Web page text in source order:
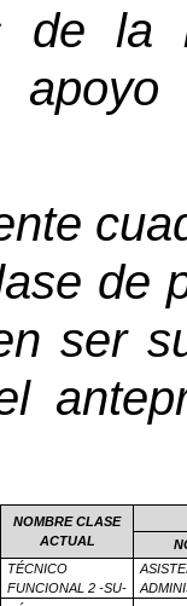
de la
de
ser
NOMBRE CLASE
ACTUAL
TÉCNICO
FUNCIONAL 2 -SU-